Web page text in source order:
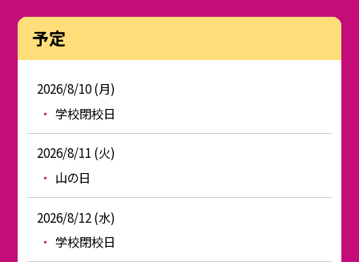
予定
2026/8/10 (月)
学校閉校日
2026/8/11 (火)
山の日
2026/8/12 (水)
学校閉校日